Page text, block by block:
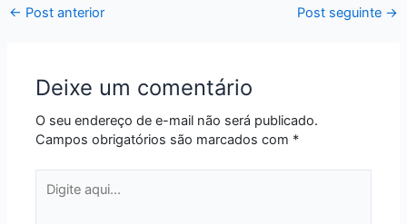
← Post anterior Post seguinte →
Deixe um comentário
O seu endereço de e-mail não será publicado.
Campos obrigatórios são marcados com *
aqui...